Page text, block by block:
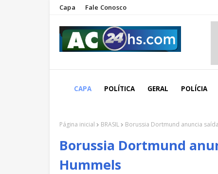
Capa Fale Conosco
CAPA POLÍTICA GERAL POLÍCIA
Página inicial BRASIL Borussia Dortmund anuncia
Borussia Dortmund
Hummels